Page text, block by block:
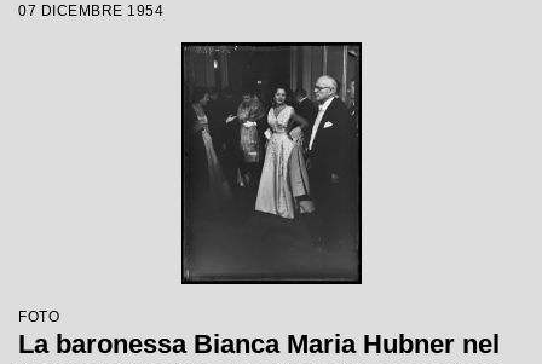
la regia di Luchino Visconti
07 DICEMBRE 1954
FOTO
La baronessa Bianca Maria Hubner nel